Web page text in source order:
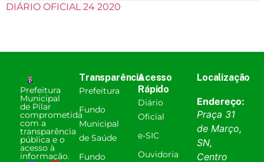
DIÁRIO OFICIAL 24 2020
Prefeitura
Municipal
de Pilar
comprometida
com a
transparência
pública e o
acesso à
informação.
Transparência
Prefeitura
Fundo
Municipal
de Saúde
Fundo
Acesso
Rápido
Diário
Oficial
e-SIC
Ouvidoria
Localização
Endereço:
Praça 31
de Março,
SN,
Centro